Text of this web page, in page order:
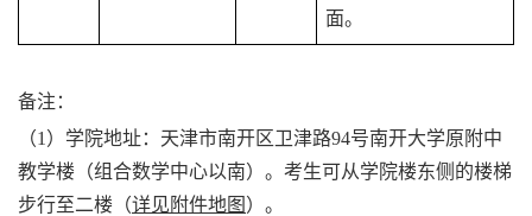
面。
备注：
（1）学院地址：天津市南开区卫津路94号南开大学原附中
教学楼（组合数学中心以南）。考生可从学院楼东侧的楼梯
步行至二楼（详见附件地图 ）。